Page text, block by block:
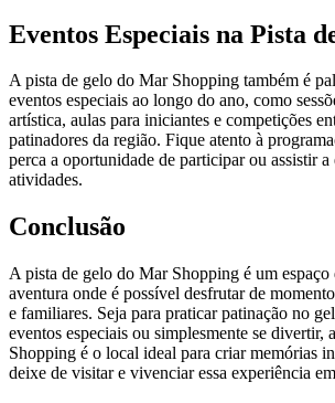
Eventos Especiais na Pista
A pista de gelo do Mar Shopping também é
eventos especiais ao longo do ano, como
artística, aulas para iniciantes e competições
patinadores da região. Fique atento à
perca a oportunidade de participar ou assistir a
atividades.
Conclusão
A pista de gelo do Mar Shopping é um espaço
aventura onde é possível desfrutar de
e familiares. Seja para praticar patinação no
eventos especiais ou simplesmente se divertir,
Shopping é o local ideal para criar memórias
deixe de visitar e vivenciar essa experiência